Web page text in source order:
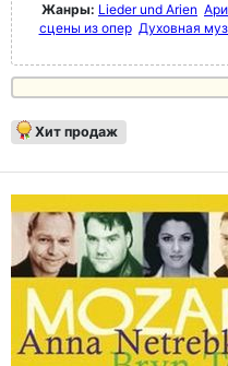
Жанры: Lieder und Arien
сцены из опер Духовная
Хит продаж